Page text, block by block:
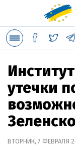
утечки
ВТОРНИК, 7 ФЕВРАЛЯ